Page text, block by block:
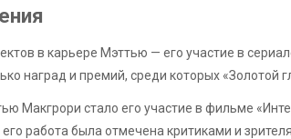
в карьере Мэттью — его участие в
наград и премий, среди которых «Золотой
Макгрори стало его участие в фильме
работа была отмечена критиками и